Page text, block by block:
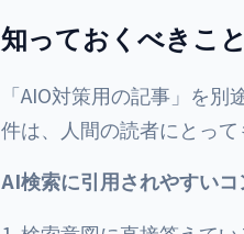
知っておくべきこ
「AIO対策用の記事」を
件は、人間の読者にとって
AI検索に引用されやすいコ